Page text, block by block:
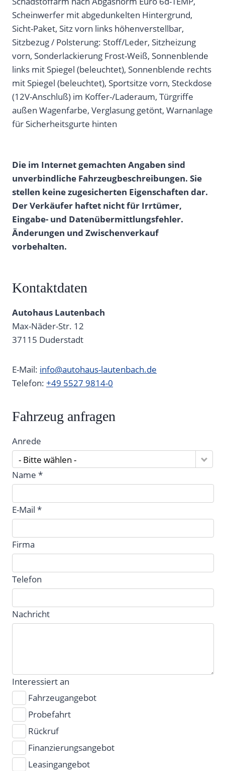
Scheinwerfer mit abgedunkelten Hintergrund,
Sicht-Paket, Sitz vorn links höhenverstellbar,
Sitzbezug / Polsterung: Stoff/Leder, Sitzheizung
vorn, Sonderlackierung Frost-Weiß, Sonnenblende
links mit Spiegel (beleuchtet), Sonnenblende rechts
mit Spiegel (beleuchtet), Sportsitze vorn, Steckdose
(12V-Anschluß) im Koffer-/Laderaum, Türgriffe
außen Wagenfarbe, Verglasung getönt, Warnanlage
für Sicherheitsgurte hinten
Die im Internet gemachten Angaben sind
unverbindliche Fahrzeugbeschreibungen. Sie
stellen keine zugesicherten Eigenschaften dar.
Der Verkäufer haftet nicht für Irrtümer,
Eingabe- und Datenübermittlungsfehler.
Änderungen und Zwischenverkauf
vorbehalten.
Kontaktdaten
Autohaus Lautenbach
Max-Näder-Str. 12
37115 Duderstadt
E-Mail: info@autohaus-lautenbach.de
Telefon: +49 5527 9814-0
Fahrzeug anfragen
Anrede
- Bitte wählen -
Name *
E-Mail *
Firma
Telefon
Nachricht
Interessiert an
Fahrzeugangebot
Probefahrt
Rückruf
Finanzierungsangebot
Leasingangebot